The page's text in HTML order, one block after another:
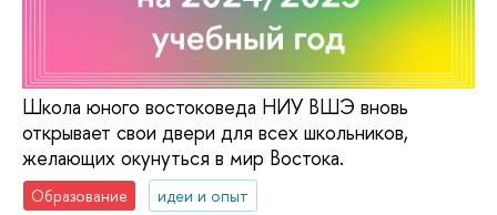
Школа юного востоковеда НИУ ВШЭ вновь
открывает свои двери для всех школьников,
желающих окунуться в мир Востока.
Образование
идеи и опыт